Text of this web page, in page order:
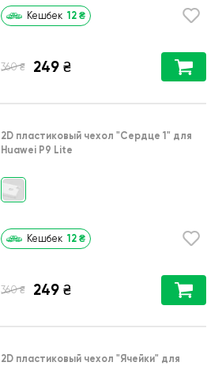
Кешбек 12 ₴
360 ₴ 249 ₴
2D пластиковый чехол "Сердце 1" для
Huawei P9 Lite
Кешбек 12 ₴
360 ₴ 249 ₴
2D пластиковый чехол "Ячейки" для